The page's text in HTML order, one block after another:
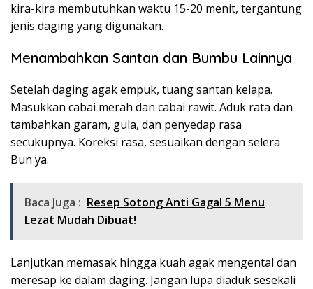
kira-kira membutuhkan waktu 15-20 menit, tergantung
jenis daging yang digunakan.
Menambahkan Santan dan Bumbu Lainnya
Setelah daging agak empuk, tuang santan kelapa.
Masukkan cabai merah dan cabai rawit. Aduk rata dan
tambahkan garam, gula, dan penyedap rasa
secukupnya. Koreksi rasa, sesuaikan dengan selera
Bun ya.
Baca Juga : Resep Sotong Anti Gagal 5 Menu
Lezat Mudah Dibuat!
Lanjutkan memasak hingga kuah agak mengental dan
meresap ke dalam daging. Jangan lupa diaduk sesekali